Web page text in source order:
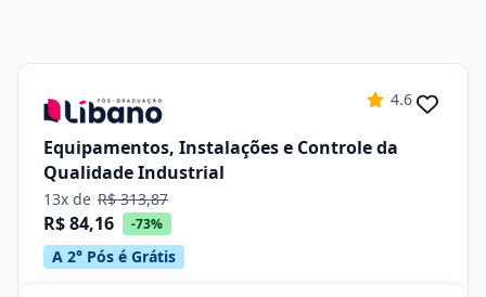
4.6
Equipamentos, Instalações e Controle da
Qualidade Industrial
13x de R$ 313,87
R$ 84,16 -73%
A 2° Pós é Grátis